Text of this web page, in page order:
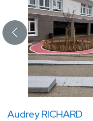
Audrey RICHARD